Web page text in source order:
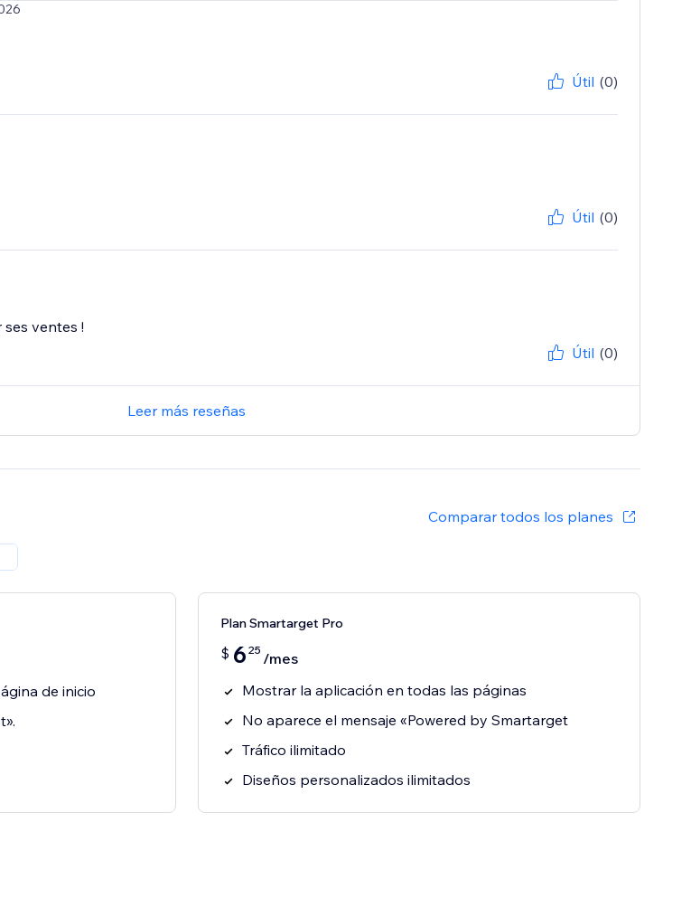
Útil (0)
Útil (0)
ventes !
Útil (0)
Leer más reseñas
Comparar todos los planes
de inicio
Plan Smartarget Pro
$ 6 25 /mes
Mostrar la aplicación en todas las páginas
No aparece el mensaje «Powered by Smartarget
Tráfico ilimitado
Diseños personalizados ilimitados